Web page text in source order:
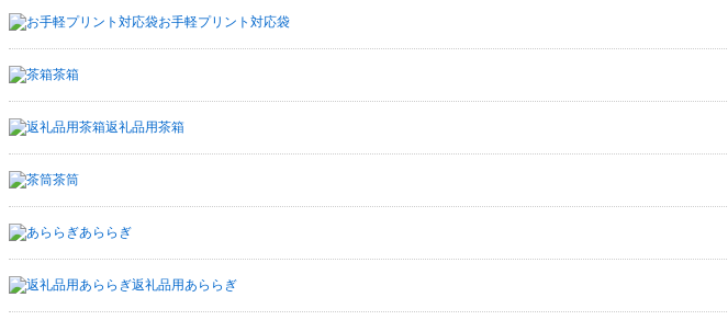
お手軽プリント対応袋
茶箱
返礼品用茶箱
茶筒
あららぎ
返礼品用あららぎ